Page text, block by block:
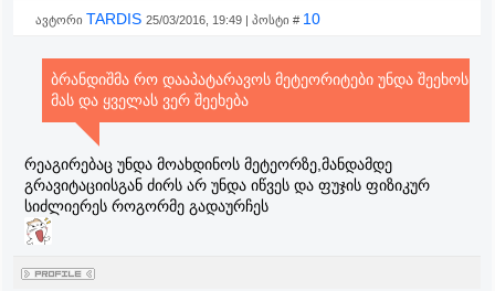
ავტორი TARDIS 25/03/2016, 19:49 | პოსტი # 10
ბრანდიშმა რო დააპატარავოს მეტეორიტები უნდა შეეხოს
მას და ყველას ვერ შეეხება
რეაგირებაც უნდა მოახდინოს მეტეორზე,მანდამდე
გრავიტაციისგან ძირს არ უნდა იწვეს და ფუჯის ფიზიკურ
სიძლიერეს როგორმე გადაურჩეს